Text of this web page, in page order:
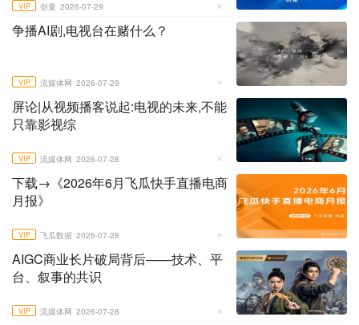
VIP 创量 2026-07-29
争播AI剧,电视台在赌什么？
VIP 流媒体网 2026-07-29
屏论|从视频播客说起:电视的未来,不能
只靠影视综
VIP 流媒体网 2026-07-28
下载→《2026年6月飞瓜快手直播电商
月报》
VIP 飞瓜数据 2026-07-28
AIGC商业长片破局背后——技术、平
台、叙事的共识
VIP 流媒体网 2026-07-28